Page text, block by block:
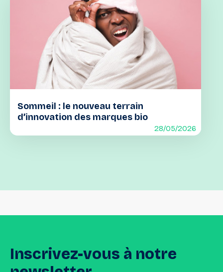
Sommeil : le nouveau terrain
d’innovation des marques bio
28/05/2026
Inscrivez-vous à notre